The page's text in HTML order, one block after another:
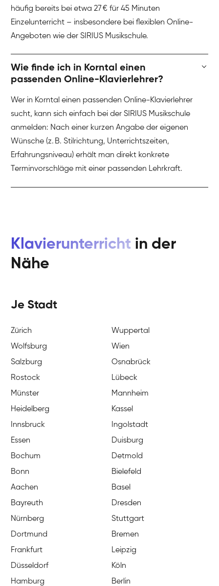
häufig bereits bei etwa 27 € für 45 Minuten
Einzelunterricht – insbesondere bei flexiblen Online-
Angeboten wie der SIRIUS Musikschule.
Wie finde ich in Korntal einen
passenden Online-Klavierlehrer?
Wer in Korntal einen passenden Online-Klavierlehrer
sucht, kann sich einfach bei der SIRIUS Musikschule
anmelden: Nach einer kurzen Angabe der eigenen
Wünsche (z. B. Stilrichtung, Unterrichtszeiten,
Erfahrungsniveau) erhält man direkt konkrete
Terminvorschläge mit einer passenden Lehrkraft.
Klavierunterricht in der
Nähe
Je Stadt
Zürich
Wuppertal
Wolfsburg
Wien
Salzburg
Osnabrück
Rostock
Lübeck
Münster
Mannheim
Heidelberg
Kassel
Innsbruck
Ingolstadt
Essen
Duisburg
Bochum
Detmold
Bonn
Bielefeld
Aachen
Basel
Bayreuth
Dresden
Nürnberg
Stuttgart
Dortmund
Bremen
Frankfurt
Leipzig
Düsseldorf
Köln
Hamburg
Berlin